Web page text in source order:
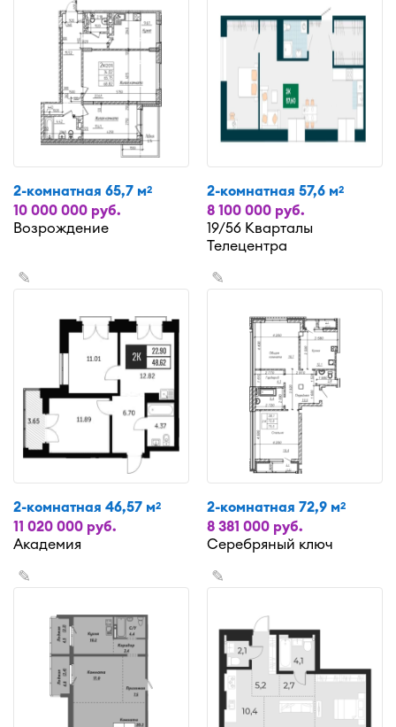
2-комнатная 65,7 м2
10 000 000 руб.
Возрождение
2-комнатная 57,6 м2
8 100 000 руб.
19/56 Кварталы
Телецентра
✎
2-комнатная 46,57 м2
11 020 000 руб.
Академия
✎
2-комнатная 72,9 м2
8 381 000 руб.
Серебряный ключ
✎ ✎